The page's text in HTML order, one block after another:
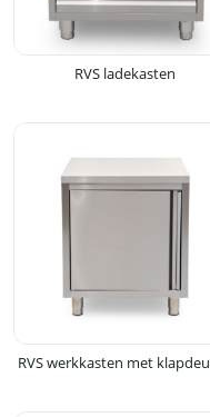
RVS ladekasten
RVS werkkasten met